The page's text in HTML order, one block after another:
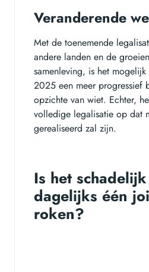
Veranderende
Met de toenemende
andere landen en de
samenleving, is het
2025 een meer progressief
opzichte van wiet. Echter,
volledige legalisatie op dat
gerealiseerd zal zijn.
Is het
dagelijks één
roken?